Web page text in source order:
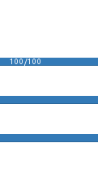
100/100